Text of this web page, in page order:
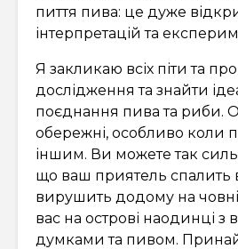
пиття пива: це дуже
інтерпретацій та
Я закликаю всіх піти та
дослідження та знайти
поєднання пива та риби.
обережні, особливо коли
іншим. Ви можете так
що ваш приятель спалить
вирушить додому на
вас на острові наодинці
думками та пивом.